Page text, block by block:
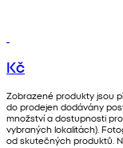
Kč
Zobrazené produkty jsou
do prodejen dodávány
množství a dostupnosti
vybraných lokalitách).
od skutečných produktů.